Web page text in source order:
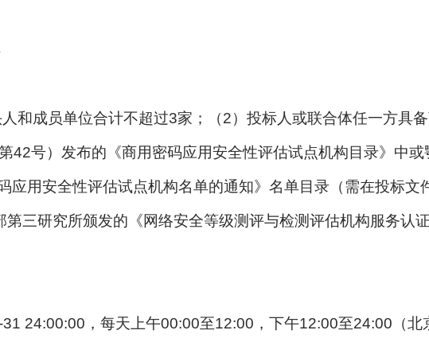
和成员单位合计不超过3家；（2）投标人或联合体任一方具
42号）发布的《商用密码应用安全性评估试点机构目录》中或
应用安全性评估试点机构名单的通知》名单目录（需在投标文
三研究所颁发的《网络安全等级测评与检测评估机构服务认
24:00:00，每天上午00:00至12:00，下午12:00至24:00（北